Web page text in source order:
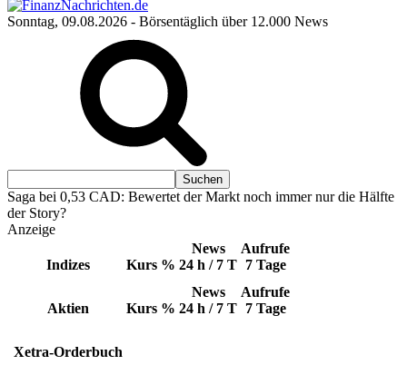
Sonntag, 09.08.2026 - Börsentäglich über 12.000 News
Saga bei 0,53 CAD: Bewertet der Markt noch immer nur die Hälfte
der Story?
Anzeige
Indizes Kurs %
News
24 h / 7 T
Aufrufe
7 Tage
Aktien Kurs %
News
24 h / 7 T
Aufrufe
7 Tage
Xetra-Orderbuch